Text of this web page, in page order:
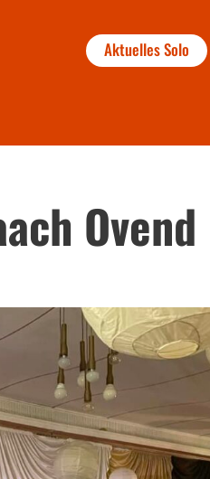
Aktuelles Solo
Ovend